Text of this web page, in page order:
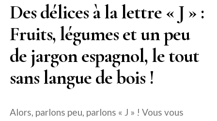
Des délices à la lettre « J » :
Fruits, légumes et un peu
de jargon espagnol, le tout
sans langue de bois !
Alors, parlons peu, parlons « J » ! Vous vous